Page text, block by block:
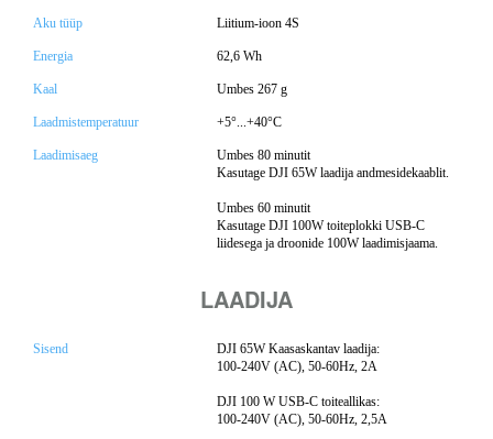
Aku tüüp Liitium-ioon 4S
Energia 62,6 Wh
Kaal Umbes 267 g
Laadmistemperatuur +5°...+40°C
Laadimisaeg
Umbes 80 minutit
Kasutage DJI 65W laadija andmesidekaablit.
Umbes 60 minutit
Kasutage DJI 100W toiteplokki USB-C
liidesega ja droonide 100W laadimisjaama.
LAADIJA
Sisend
DJI 65W Kaasaskantav laadija:
100-240V (AC), 50-60Hz, 2A
DJI 100 W USB-C toiteallikas:
100-240V (AC), 50-60Hz, 2,5A